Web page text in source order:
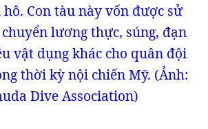
Con tàu này vốn được sử
lương thực, súng, đạn
vật dụng khác cho quân đội
thời kỳ nội chiến Mỹ. (Ảnh:
Dive Association)